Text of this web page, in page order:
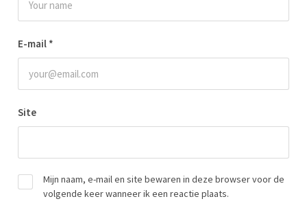
E-mail *
Site
Mijn naam, e-mail en site bewaren in deze browser voor de
volgende keer wanneer ik een reactie plaats.